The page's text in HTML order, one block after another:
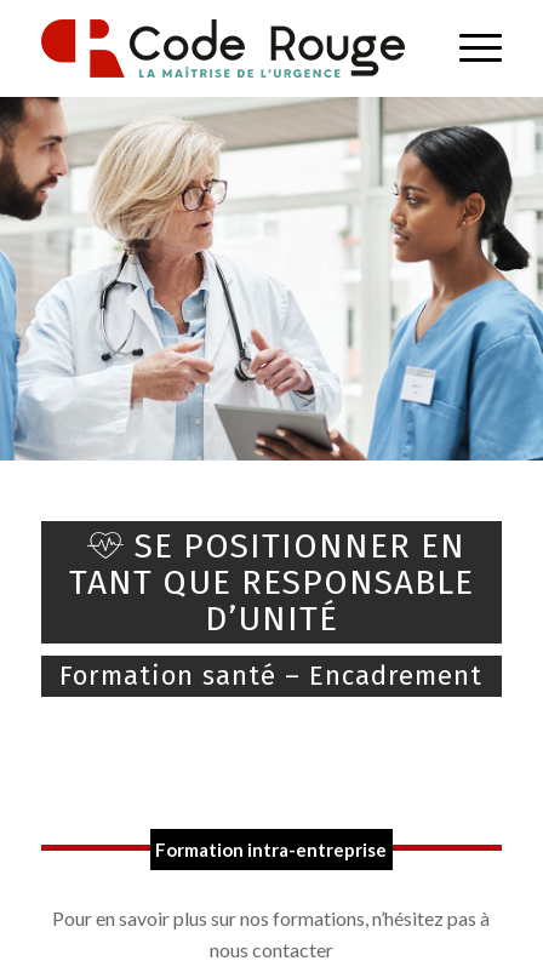
SE POSITIONNER EN
TANT QUE RESPONSABLE
D’UNITÉ
Formation santé – Encadrement
Formation intra-entreprise
Pour en savoir plus sur nos formations, n’hésitez pas à
nous contacter